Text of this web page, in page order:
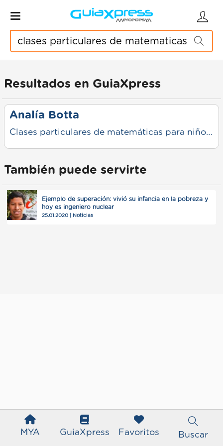
MYA GuiaXpress Favoritos Buscar
Resultados en GuiaXpress
Analía Botta
Clases particulares de matemáticas para niños de 7 a 12 años. Muchos chicos llegan al refuerzo con miedo a los números o sintiéndose “malos en matemáticas”. Su trabajo es ayudarlos a entender, ganar confianza y avanzar a su ritmo. - Clases presenciales en Mercedes o por videollamada. - Atención personalizada por alumno. - Refuerzo escolar y preparación de evaluaciones. - Para todos los grados de primaria.
También puede servirte
Ejemplo de superación: vivió su infancia en la pobreza y
hoy es ingeniero nuclear
25.01.2020 | Noticias